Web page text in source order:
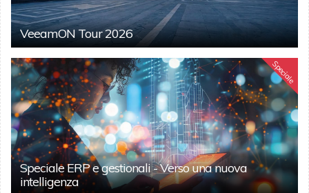
VeeamON Tour 2026
Speciale
Speciale ERP e gestionali - Verso una nuova
intelligenza